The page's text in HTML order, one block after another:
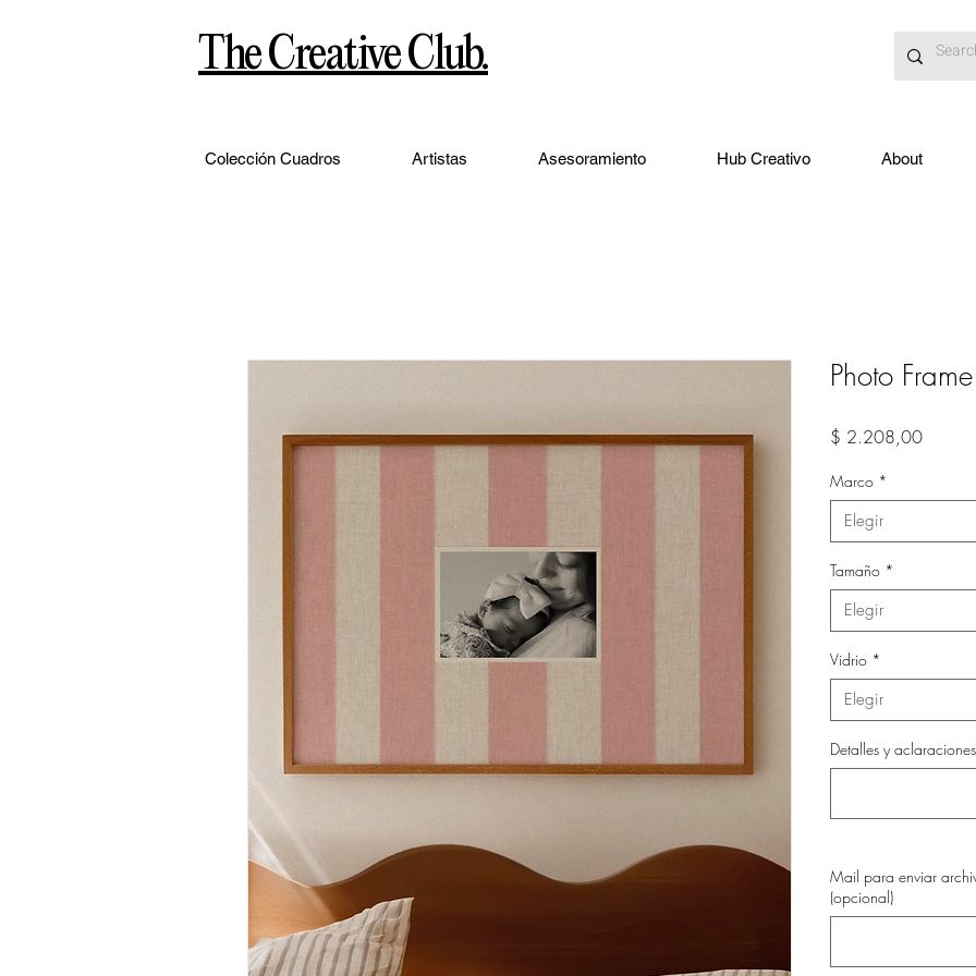
The Creative Club.
Colección Cuadros Artistas Asesoramiento Hub Creativo About
Photo
$ 2.208,00Precio
Marco *
Elegir
Tamaño *
Elegir
Vidrio *
Elegir
Detalles y
Mail para enviar
(opcional)